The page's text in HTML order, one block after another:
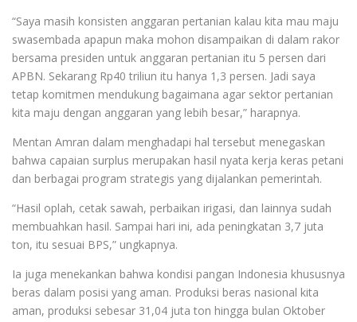
“Saya masih konsisten anggaran pertanian kalau kita mau maju
swasembada apapun maka mohon disampaikan di dalam rakor
bersama presiden untuk anggaran pertanian itu 5 persen dari
APBN. Sekarang Rp40 triliun itu hanya 1,3 persen. Jadi saya
tetap komitmen mendukung bagaimana agar sektor pertanian
kita maju dengan anggaran yang lebih besar,” harapnya.
Mentan Amran dalam menghadapi hal tersebut menegaskan
bahwa capaian surplus merupakan hasil nyata kerja keras petani
dan berbagai program strategis yang dijalankan pemerintah.
“Hasil oplah, cetak sawah, perbaikan irigasi, dan lainnya sudah
membuahkan hasil. Sampai hari ini, ada peningkatan 3,7 juta
ton, itu sesuai BPS,” ungkapnya.
Ia juga menekankan bahwa kondisi pangan Indonesia khususnya
beras dalam posisi yang aman. Produksi beras nasional kita
aman, produksi sebesar 31,04 juta ton hingga bulan Oktober